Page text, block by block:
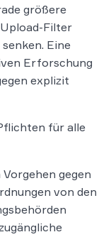
größere
Filter
Eine
Erforschung
explizit
für alle
gegen
von den